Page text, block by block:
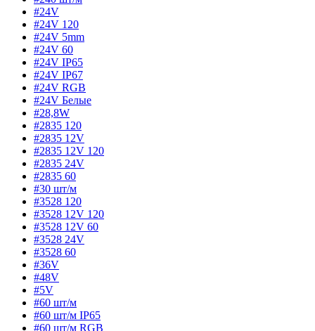
#24V
#24V 120
#24V 5mm
#24V 60
#24V IP65
#24V IP67
#24V RGB
#24V Белые
#28,8W
#2835 120
#2835 12V
#2835 12V 120
#2835 24V
#2835 60
#30 шт/м
#3528 120
#3528 12V 120
#3528 12V 60
#3528 24V
#3528 60
#36V
#48V
#5V
#60 шт/м
#60 шт/м IP65
#60 шт/м RGB